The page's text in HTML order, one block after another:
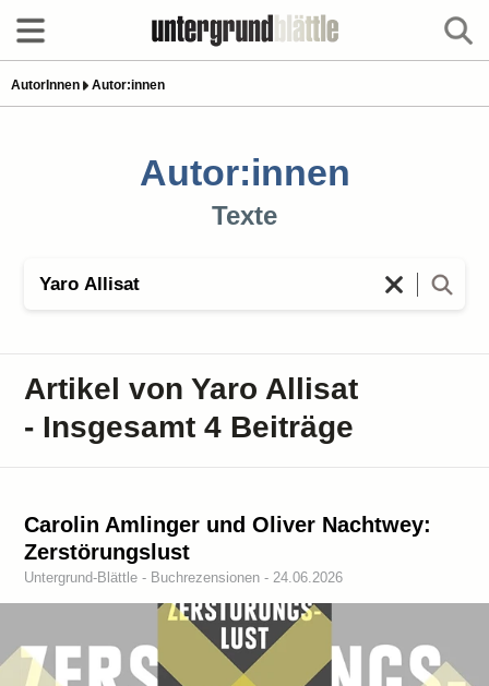
AutorInnen Autor:innen
Autor:innen
Texte
Artikel von Yaro Allisat
- Insgesamt 4 Beiträge
Carolin Amlinger und Oliver Nachtwey:
Zerstörungslust
Untergrund-Blättle - Buchrezensionen - 24.06.2026